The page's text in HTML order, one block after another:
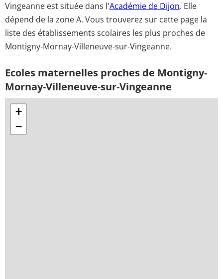
Vingeanne est située dans l'Académie de Dijon. Elle
dépend de la zone A. Vous trouverez sur cette page la
liste des établissements scolaires les plus proches de
Montigny-Mornay-Villeneuve-sur-Vingeanne.
Ecoles maternelles proches de Montigny-
Mornay-Villeneuve-sur-Vingeanne
+
−